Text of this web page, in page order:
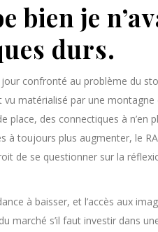
bien je
durs.
confronté au problème du
matérialisé par une
des connectiques à n’en
à toujours plus augmenter, le
de se questionner sur la
à baisser, et l’accès aux
marché s’il faut investir dans